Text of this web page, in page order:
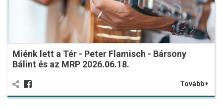
Miénk lett a Tér - Peter Flamisch - Bársony
Bálint és az MRP 2026.06.18.
Tovább